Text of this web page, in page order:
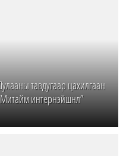
тавдугаар цахилгаан
интернэйшнл”